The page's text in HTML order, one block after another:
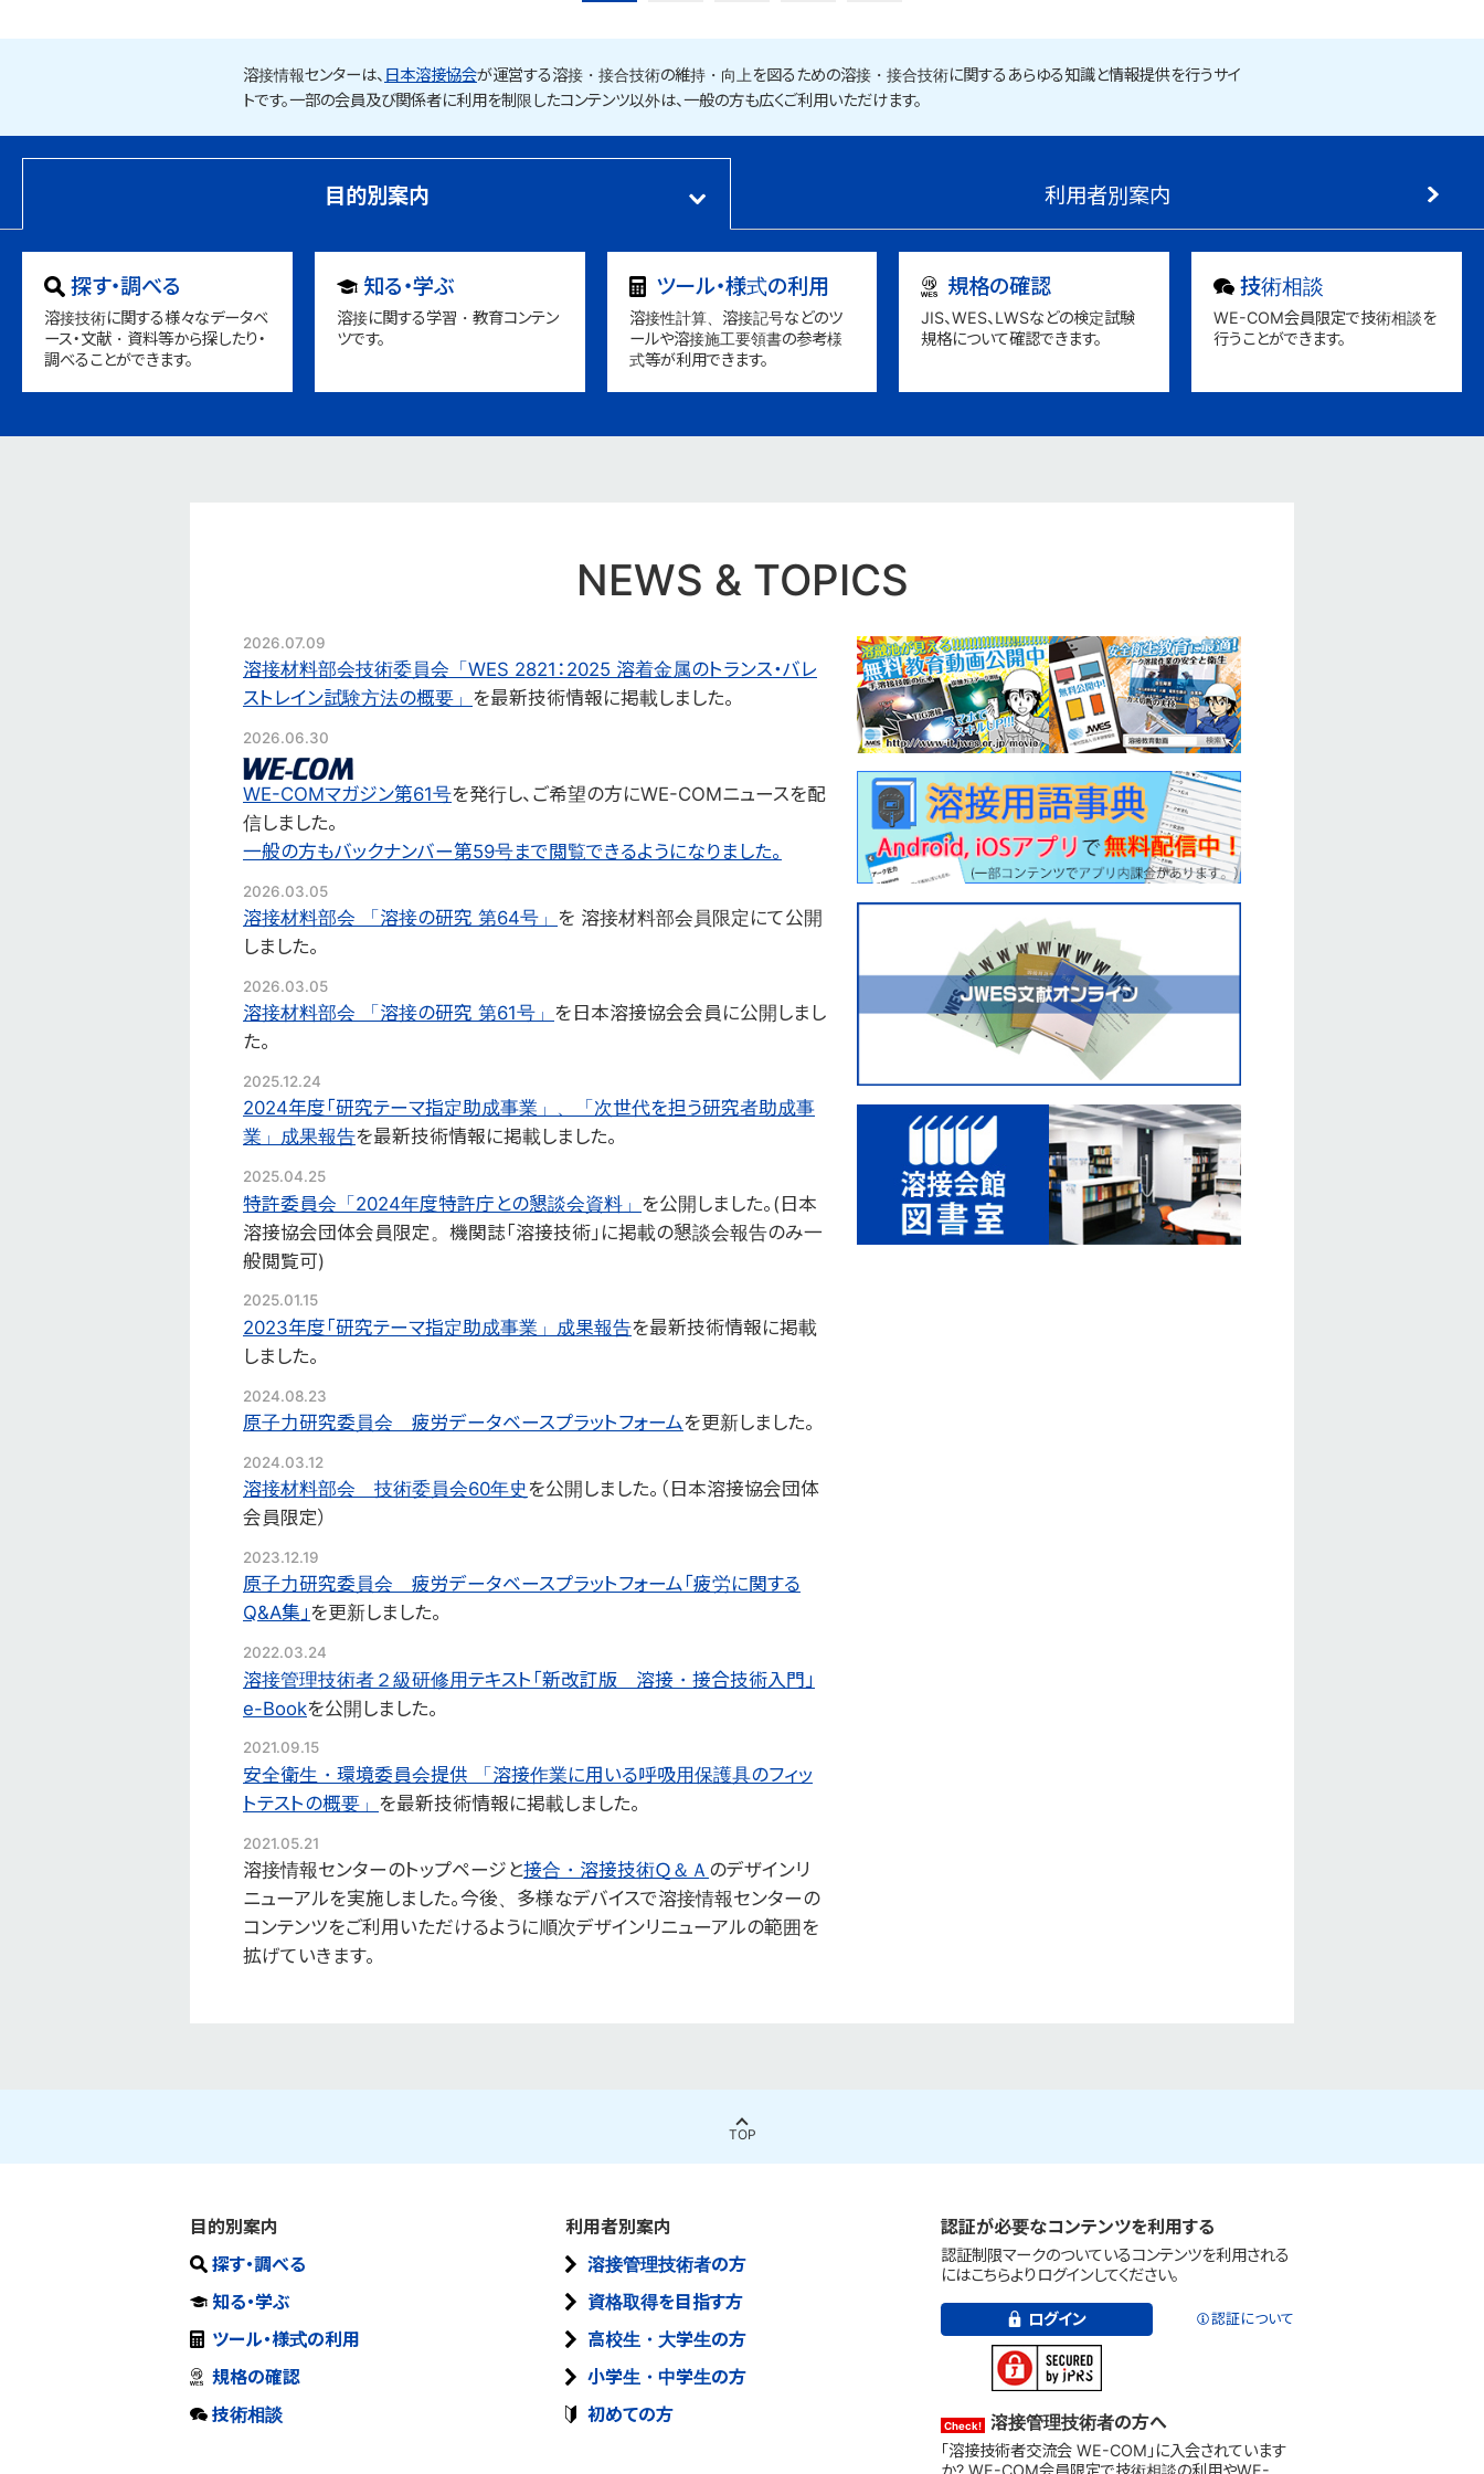
溶接情報センターは、 日本溶接協会が運営する溶接・接合技術の維持・向上を図るための溶接・接合技術に関するあらゆる知識と情報提供を行うサイ
トです。一部の会員及び関係者に利用を制限したコンテンツ以外は、一般の方も広くご利用いただけます。
目的別案内 利用者別案内
探す・調べる
溶接技術に関する様々なデータベ
ース・文献・資料等から探したり・
調べることができます。
知る・学ぶ
溶接に関する学習・教育コンテン
ツです。
ツール・様式の利用
溶接性計算、溶接記号などのツ
ールや溶接施工要領書の参考様
式等が利用できます。
規格の確認
JIS、WES、LWSなどの検定試験
規格について確認できます。
技術相談
WE-COM会員限定で技術相談を
行うことができます。
NEWS & TOPICS
2026.07.09
溶接材料部会技術委員会「WES 2821：2025 溶着金属のトランス・バレ
ストレイン試験方法の概要」 を最新技術情報に掲載しました。
2026.06.30
WE-COMマガジン第61号を発行し、ご希望の方にWE-COMニュースを配
信しました。
一般の方もバックナンバー第59号まで閲覧できるようになりました。
2026.03.05
溶接材料部会 「溶接の研究 第64号」 を 溶接材料部会員限定にて公開
しました。
2026.03.05
溶接材料部会 「溶接の研究 第61号」 を日本溶接協会会員に公開しまし
た。
2025.12.24
2024年度「研究テーマ指定助成事業」、「次世代を担う研究者助成事
業」成果報告を最新技術情報に掲載しました。
2025.04.25
特許委員会「2024年度特許庁との懇談会資料」 を公開しました。(日本
溶接協会団体会員限定。機関誌「溶接技術」に掲載の懇談会報告のみ一
般閲覧可)
2025.01.15
2023年度「研究テーマ指定助成事業」成果報告を最新技術情報に掲載
しました。
2024.08.23
原子力研究委員会 疲労データベースプラットフォームを更新しました。
2024.03.12
溶接材料部会 技術委員会60年史を公開しました。（日本溶接協会団体
会員限定）
2023.12.19
原子力研究委員会 疲労データベースプラットフォーム「疲労に関する
Q&A集」 を更新しました。
2022.03.24
溶接管理技術者２級研修用テキスト「新改訂版 溶接・接合技術入門」
e-Bookを公開しました。
2021.09.15
安全衛生・環境委員会提供 「溶接作業に用いる呼吸用保護具のフィッ
トテストの概要」 を最新技術情報に掲載しました。
2021.05.21
溶接情報センターのトップページと接合・溶接技術Ｑ＆Ａ のデザインリ
ニューアルを実施しました。今後、多様なデバイスで溶接情報センターの
コンテンツをご利用いただけるように順次デザインリニューアルの範囲を
拡げていきます。
TOP
目的別案内
探す・調べる
知る・学ぶ
ツール・様式の利用
規格の確認
技術相談
利用者別案内
溶接管理技術者の方
資格取得を目指す方
高校生・大学生の方
小学生・中学生の方
初めての方
認証が必要なコンテンツを利用する
認証制限マークのついているコンテンツを利用される
にはこちらよりログインしてください。
ログイン 認証について
溶接管理技術者の方へ
「溶接技術者交流会 WE-COM」に入会されています